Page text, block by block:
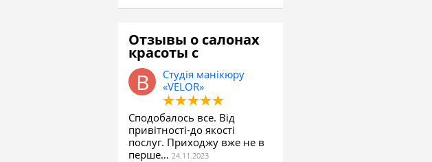
Отзывы о салонах
красоты с
Студія манікюру
«VELOR»
Сподобалось все. Від
привітності-до якості
послуг. Приходжу вже не в
перше…